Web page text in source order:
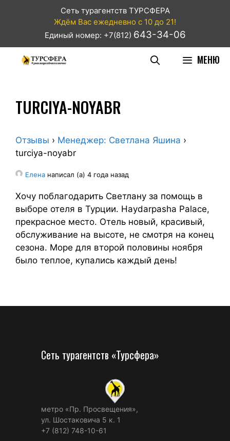
Сеть турагентств ТУРСФЕРА
Ждём Вас ежедневно с 10 до 21!
Единый номер: +7(812) 643-34-06
МЕНЮ
TURCIYA-NOYABR
Отзывы › Менеджер: Светлана Яшина ›
turciya-noyabr
Елена написал (а) 4 года назад
Хочу поблагодарить Светлану за помощь в
выборе отеля в Турции. Haydarpasha Palace,
прекрасное место. Отель новый, красивый,
обслуживание на высоте, не смотря на конец
сезона. Море для второй половины ноября
было теплое, купались каждый день!
Сеть турагентств «Турсфера»
метро «Пр. Просвещения»,
ул. Шостаковича 5 к. 1
+7 (812) 748-10-61